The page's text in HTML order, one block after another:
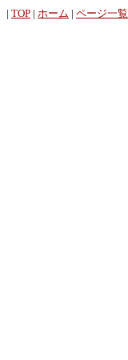
| TOP | ホーム | ページ一覧